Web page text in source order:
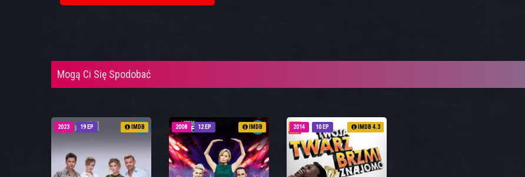
Mogą Ci Się Spodobać
19 EP
2023 IMDB 12 EP
2008 IMDB 10 EP
2014 IMDB 4.3